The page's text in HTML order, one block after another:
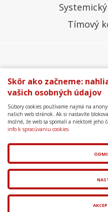
Tímový
Všeobecné obchodné
Ochrana osobných
Formulár na
Copyright © 2018 - 2026
a
Skôr ako začneme:
vašich osobných údajov
Súbory cookies používame najmä na
našich web stránok. Ak si nastavíte
možné, že web sa spomalí a niektoré
info k spracúvaniu cookies.